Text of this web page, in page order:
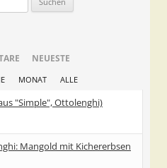
NEUESTE
MONAT ALLE
"Simple", Ottolenghi)
Mangold mit Kichererbsen